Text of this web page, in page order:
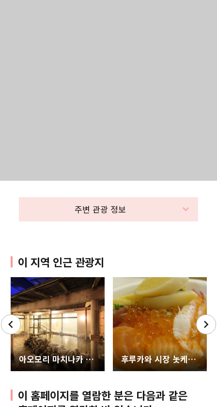
주변 관광 정보
이 지역 인근 관광지
아오모리 마치나카 온천 아오모리 센터호텔 후루카와 시장 놋케동 (덮밥)
이 홈페이지를 열람한 분은 다음과 같은